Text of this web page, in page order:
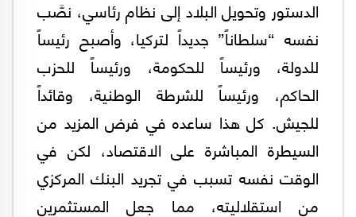
الدستور وتحويل البلاد إلى نظام رئاسي، نصَّب
نفسه “سلطاناً” جديداً لتركيا، وأصبح رئيساً
للدولة، ورئيساً للحكومة، ورئيساً للحزب
الحاكم، ورئيساً للشرطة الوطنية، وقائداً
للجيش. كل هذا ساعده في فرض المزيد من
السيطرة المباشرة على الاقتصاد، لكن في
الوقت نفسه تسبب في تجريد البنك المركزي
من استقلاليته، مما جعل المستثمرين